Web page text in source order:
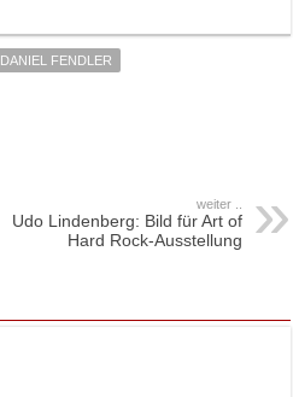
DANIEL FENDLER
weiter ..
Udo Lindenberg: Bild für Art of
Hard Rock-Ausstellung